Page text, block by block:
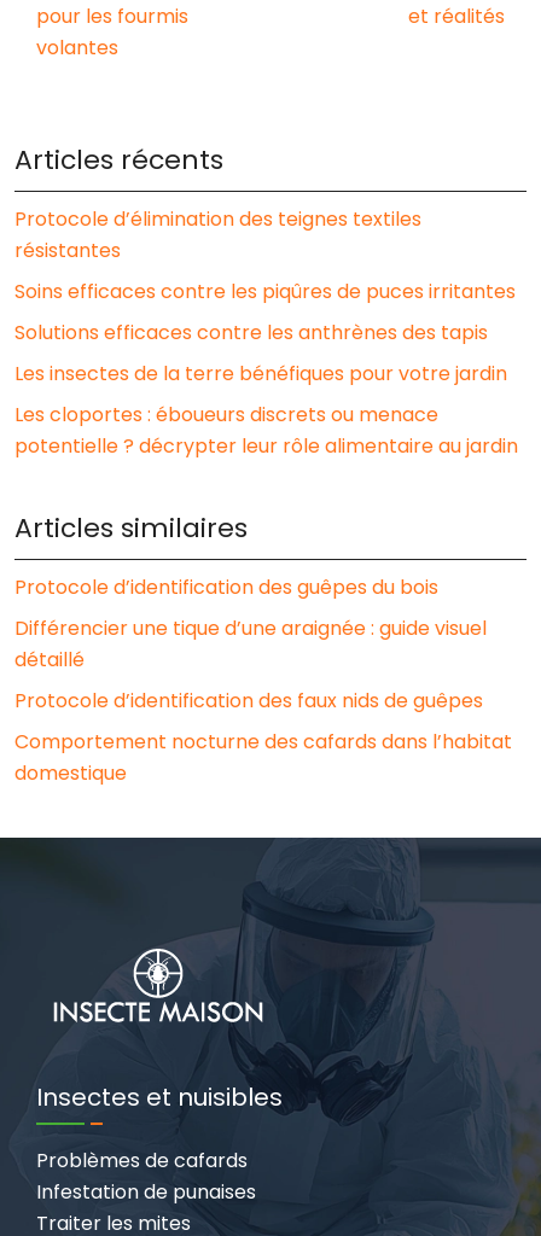
pour les fourmis
volantes
et réalités
Articles récents
Protocole d’élimination des teignes textiles
résistantes
Soins efficaces contre les piqûres de puces irritantes
Solutions efficaces contre les anthrènes des tapis
Les insectes de la terre bénéfiques pour votre jardin
Les cloportes : éboueurs discrets ou menace
potentielle ? décrypter leur rôle alimentaire au jardin
Articles similaires
Protocole d’identification des guêpes du bois
Différencier une tique d’une araignée : guide visuel
détaillé
Protocole d’identification des faux nids de guêpes
Comportement nocturne des cafards dans l’habitat
domestique
Insectes et nuisibles
Problèmes de cafards
Infestation de punaises
Traiter les mites